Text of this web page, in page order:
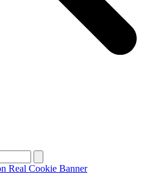
Real Cookie Banner